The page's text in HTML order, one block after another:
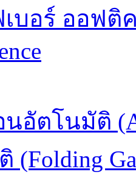
บอร์ ออฟติ
อัตโนมัติ
(Folding